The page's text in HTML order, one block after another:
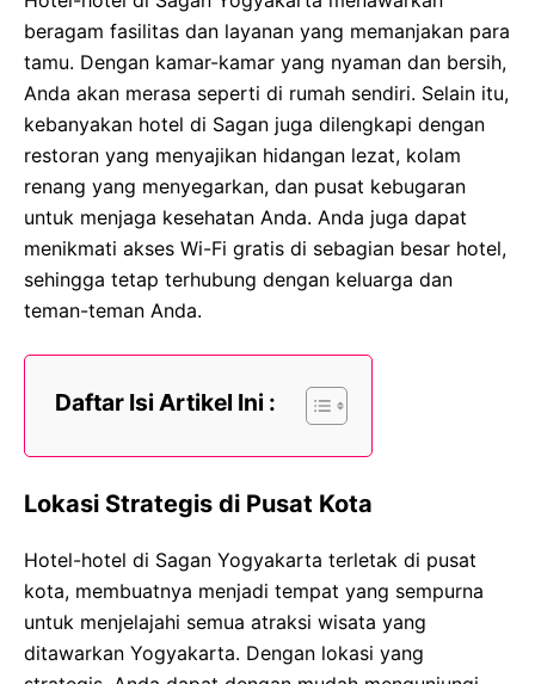
beragam fasilitas dan layanan yang memanjakan para
tamu. Dengan kamar-kamar yang nyaman dan bersih,
Anda akan merasa seperti di rumah sendiri. Selain itu,
kebanyakan hotel di Sagan juga dilengkapi dengan
restoran yang menyajikan hidangan lezat, kolam
renang yang menyegarkan, dan pusat kebugaran
untuk menjaga kesehatan Anda. Anda juga dapat
menikmati akses Wi-Fi gratis di sebagian besar hotel,
sehingga tetap terhubung dengan keluarga dan
teman-teman Anda.
Daftar Isi Artikel Ini :
Lokasi Strategis di Pusat Kota
Hotel-hotel di Sagan Yogyakarta terletak di pusat
kota, membuatnya menjadi tempat yang sempurna
untuk menjelajahi semua atraksi wisata yang
ditawarkan Yogyakarta. Dengan lokasi yang